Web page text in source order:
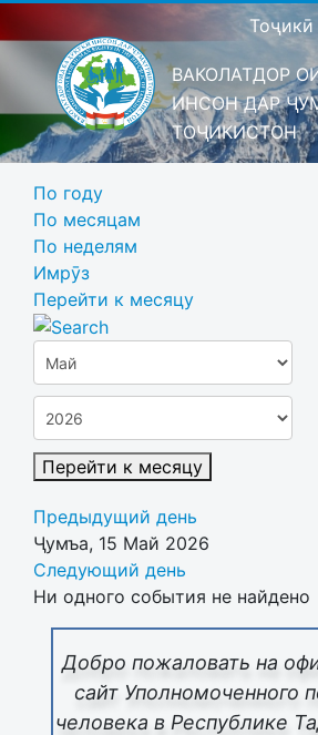
Тоҷикӣ
ВАКОЛАТДОР
ИНСОН ДАР
ТОҶИКИСТОН
Добро пожаловать на
сайт Уполномоченного
человека в Республике
По году
По месяцам
По неделям
Имрӯз
Перейти к месяцу
Перейти к месяцу
Предыдущий день
Ҷумъа, 15 Май 2026
Следующий день
Ни одного события не найдено